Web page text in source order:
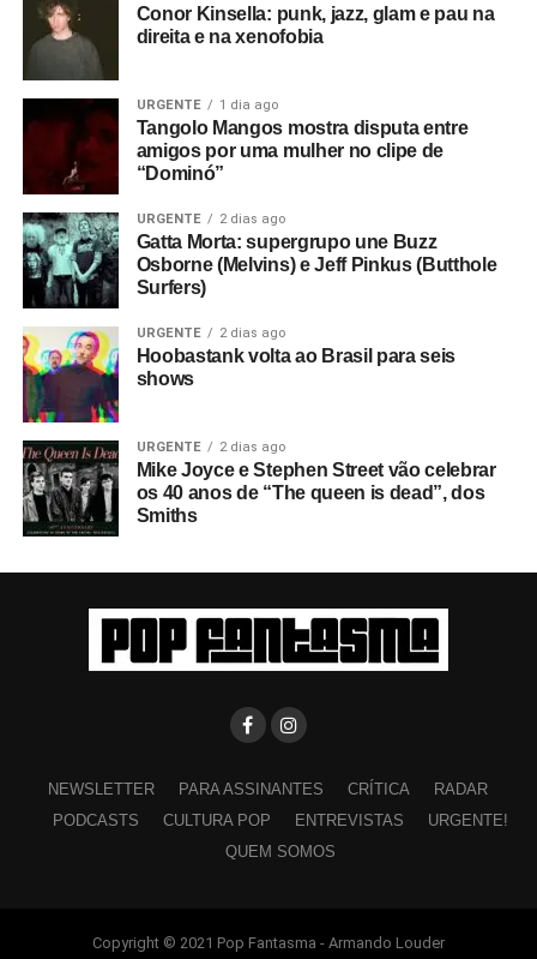
Conor Kinsella: punk, jazz, glam e pau na
direita e na xenofobia
URGENTE 1 dia ago
Tangolo Mangos mostra disputa entre
amigos por uma mulher no clipe de
“Dominó”
URGENTE 2 dias ago
Gatta Morta: supergrupo une Buzz
Osborne (Melvins) e Jeff Pinkus (Butthole
Surfers)
URGENTE 2 dias ago
Hoobastank volta ao Brasil para seis
shows
URGENTE 2 dias ago
Mike Joyce e Stephen Street vão celebrar
os 40 anos de “The queen is dead”, dos
Smiths
NEWSLETTER PARA ASSINANTES CRÍTICA
RADAR
PODCASTS
CULTURA POP ENTREVISTAS
URGENTE!
QUEM SOMOS
Copyright © 2021 Pop Fantasma - Armando Louder